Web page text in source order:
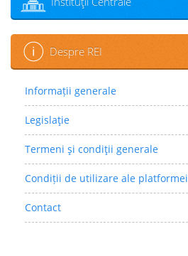
Despre REI
Informații generale
Legislaţie
Termeni şi condiţii generale
Condiții de utilizare ale platformei
Contact